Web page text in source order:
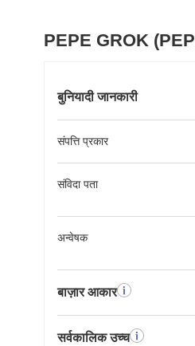
PEPE GROK
बुनियादी जानकारी
संपत्ति प्रकार
संविदा पता
अन्वेषक
बाज़ार आकार
सर्वकालिक उच्च